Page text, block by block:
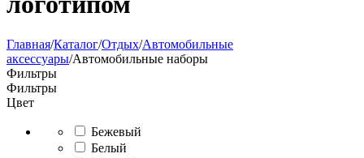
Главная/Каталог/Отдых/Автомобильные
аксессуары/Автомобильные наборы
Фильтры
Фильтры
Цвет
Бежевый
Белый